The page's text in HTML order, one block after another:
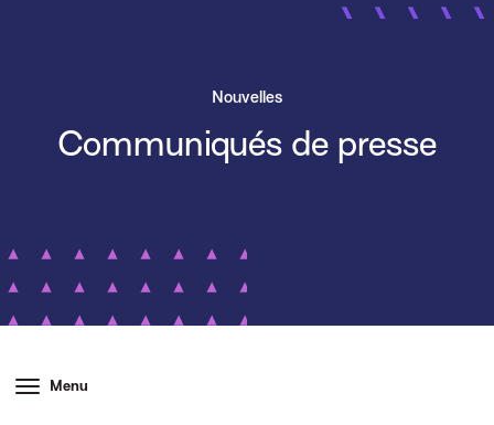
Nouvelles
Communiqués de presse
Menu